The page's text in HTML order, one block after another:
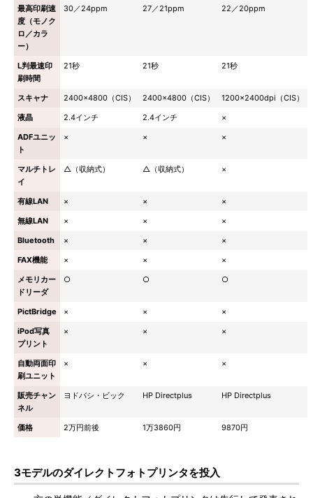
最高印刷速
度（モノク
ロ／カラ
ー）
30／24ppm 27／21ppm 22／20ppm
L判最速印
刷時間
21秒 21秒 21秒
スキャナ 2400×4800（CIS） 2400×4800（CIS）
1200×2400dpi（CIS）
液晶
2.4インチ 2.4インチ
×
ADFユニッ
ト
× × ×
マルチトレ
イ
△（収納式） △（収納式） ×
有線LAN × ×
×
無線LAN
× ×
×
Bluetooth
× ×
×
FAX機能
× ×
×
メモリカー
ドリーダ
○ ○ ○
PictBridge × ×
×
iPod写真
プリント
× × ×
自動両面印
刷ユニット
× × ×
販売チャン
ネル
ヨドバシ・ビック HP Directplus HP Directplus
価格 2万円前後 1万3860円 9870円
3モデルのダイレクトフォトプリンタを投入